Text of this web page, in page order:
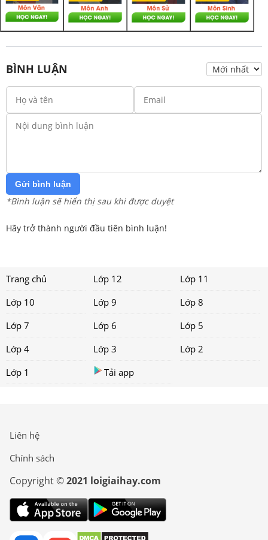
BÌNH LUẬN
Gửi bình luận
*Bình luận sẽ hiển thị sau khi được duyệt
Hãy trở thành người đầu tiên bình luận!
Trang chủ Lớp 12
Lớp 11
Lớp 10
Lớp 9
Lớp 8
Lớp 7
Lớp 6
Lớp 5
Lớp 4
Lớp 3
Lớp 2
Lớp 1
Tải app
Liên hệ
Chính sách
Copyright ©2021 loigiaihay.com